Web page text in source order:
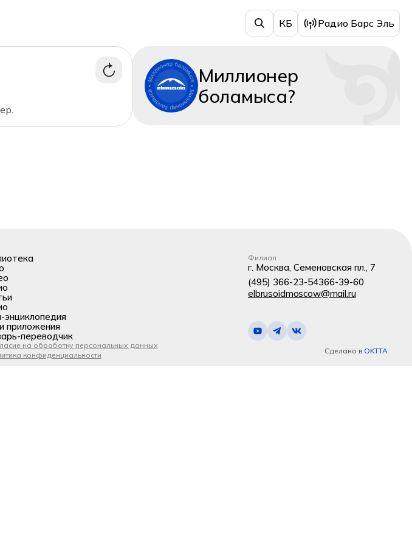
КБ Радио Барс Эль
Миллионер
боламыса?
энциклопедия
приложения
переводчик
Филиал
г. Москва, Семеновская пл., 7
(495) 366-23-54366-39-60
elbrusoidmoscow@mail.ru
на обработку персональных данных
конфиденциальности
Сделано в OKTTA